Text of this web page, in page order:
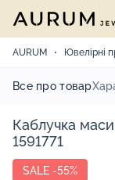
AURUM Ювелірні
Все про товар
Каблучка
1591771
SALE -55%